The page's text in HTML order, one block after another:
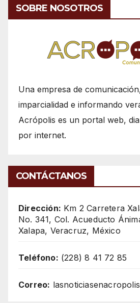
SOBRE NOSOTROS
Una empresa de
imparcialidad e informando
Acrópolis es un portal web,
por internet.
CONTÁCTANOS
Dirección: Km 2 Carretera
No. 341, Col. Acueducto
Xalapa, Veracruz, México
Teléfono: (228) 8 41 72 85
Correo: